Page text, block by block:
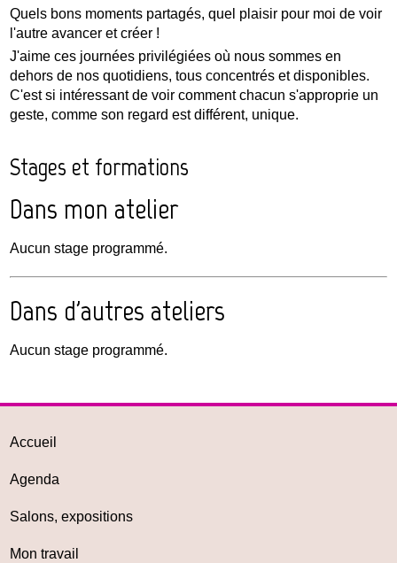
Quels bons moments partagés, quel plaisir pour moi de voir
l'autre avancer et créer !
J'aime ces journées privilégiées où nous sommes en
dehors de nos quotidiens, tous concentrés et disponibles.
C'est si intéressant de voir comment chacun s'approprie un
geste, comme son regard est différent, unique.
Stages et formations
Dans mon atelier
Aucun stage programmé.
Dans d'autres ateliers
Aucun stage programmé.
Accueil
Agenda
Salons, expositions
Mon travail